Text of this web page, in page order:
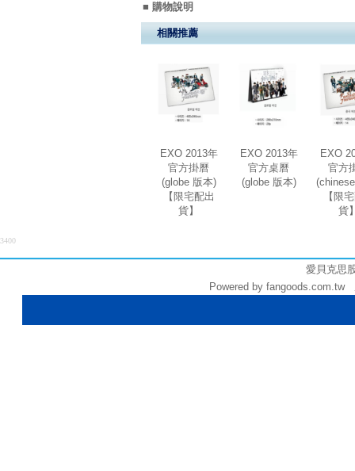
■ 購物說明
相關推薦
EXO 2013年
官方掛曆
(globe 版本)
【限宅配出
貨】
EXO 2013年
官方桌曆
(globe 版本)
EXO
官方
【限
貨
3400
愛貝克思
Powered by fangoods.com.tw 風谷